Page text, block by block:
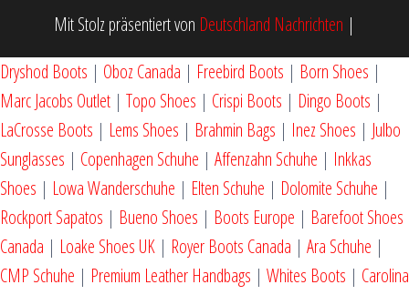
Mit Stolz präsentiert von Deutschland Nachrichten |
Dryshod Boots | Oboz Canada | Freebird Boots | Born Shoes |
Marc Jacobs Outlet | Topo Shoes | Crispi Boots | Dingo Boots |
LaCrosse Boots | Lems Shoes | Brahmin Bags | Inez Shoes | Julbo
Sunglasses | Copenhagen Schuhe | Affenzahn Schuhe | Inkkas
Shoes | Lowa Wanderschuhe | Elten Schuhe | Dolomite Schuhe |
Rockport Sapatos | Bueno Shoes | Boots Europe | Barefoot Shoes
Canada | Loake Shoes UK | Royer Boots Canada | Ara Schuhe |
CMP Schuhe | Premium Leather Handbags | Whites Boots | Carolina